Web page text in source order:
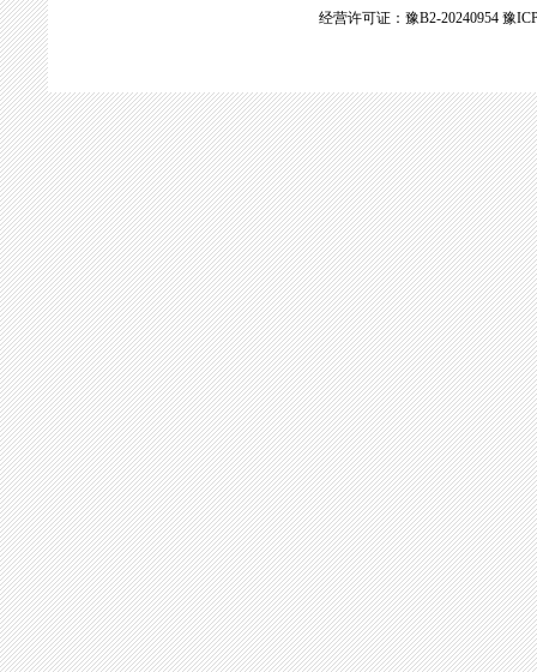
经营许可证：豫B2-20240954 豫